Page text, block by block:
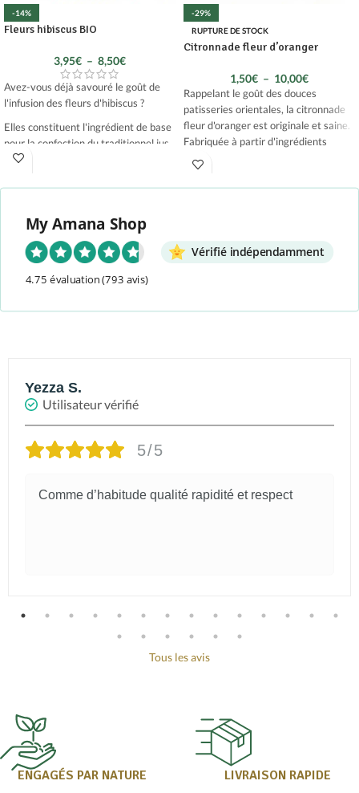
-14%
Fleurs hibiscus BIO
3,95€ – 8,50€
Avez-vous déjà savouré le goût de
l'infusion des fleurs d'hibiscus ?
Elles constituent l'ingrédient de base
pour la confection du traditionnel jus
de bissap et du karkadé.
-29%
RUPTURE DE STOCK
Citronnade fleur d’oranger
1,50€ – 10,00€
Rappelant le goût des douces
patisseries orientales, la citronnade
fleur d'oranger est originale et saine.
Fabriquée à partir d'ingrédients
naturels et sans aucun ajout d'agents
délicieuse, mais aussi bonne pour
désaltérante et délicatement
My Amana Shop
Vérifié indépendamment
4.75 évaluation(793 avis)
Yezza S.
Utilisateur vérifié
5/5
Comme d’habitude qualité rapidité et respect
Tous les avis
ENGAGÉS PAR NATURE LIVRAISON RAPIDE